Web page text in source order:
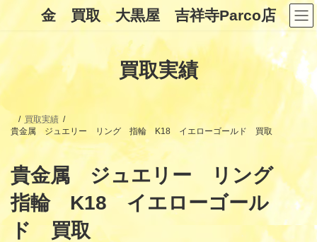
ン
キ
ッ
ー
に
移
金 買取 大黒屋 吉祥寺Parco店
買取実績
買取実績
貴金属 ジュエリー リング 指輪 K18 イエローゴールド 買取
貴金属 ジュエリー リング
指輪 K18 イエローゴール
ド 買取